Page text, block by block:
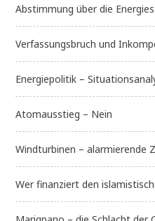
Abstimmung über die
Verfassungsbruch und
Energiepolitik –
Atomausstieg – Nein
Windturbinen – alarmierende
Wer finanziert den